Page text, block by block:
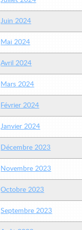
Juin 2024
Mai 2024
Avril 2024
Mars 2024
Février 2024
Janvier 2024
Décembre 2023
Novembre 2023
Octobre 2023
Septembre 2023